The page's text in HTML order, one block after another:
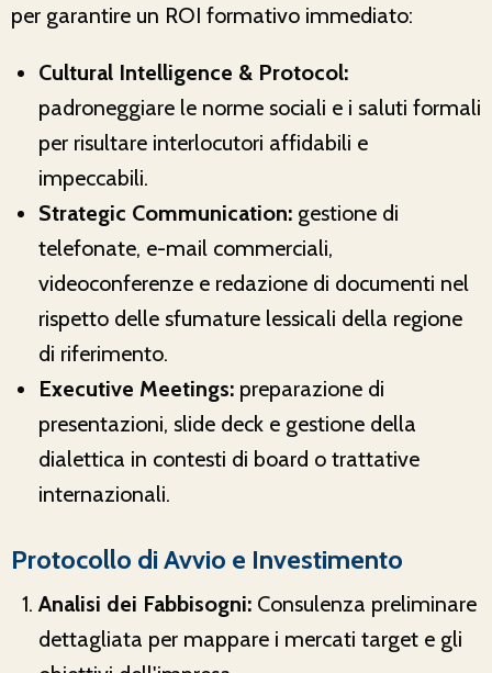
per garantire un ROI formativo immediato:
Cultural Intelligence & Protocol:
padroneggiare le norme sociali e i saluti formali
per risultare interlocutori affidabili e
impeccabili.
Strategic Communication: gestione di
telefonate, e-mail commerciali,
videoconferenze e redazione di documenti nel
rispetto delle sfumature lessicali della regione
di riferimento.
Executive Meetings: preparazione di
presentazioni, slide deck e gestione della
dialettica in contesti di board o trattative
internazionali.
Protocollo di Avvio e Investimento
Analisi dei Fabbisogni: Consulenza preliminare
dettagliata per mappare i mercati target e gli